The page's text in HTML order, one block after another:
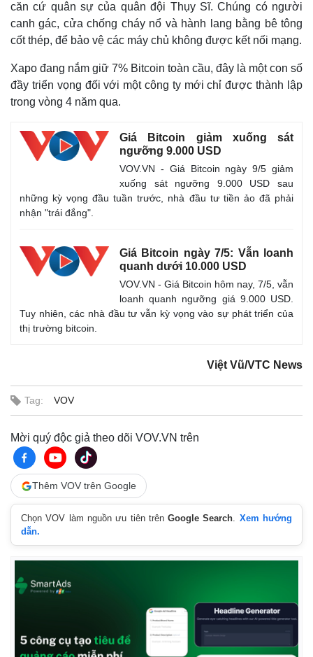
Thế giới
Quan sát
Hồ sơ
Multimedia
E-Magazine
Infographic
căn cứ quân sự của quân đội Thụy Sĩ. Chúng có người
canh gác, cửa chống cháy nổ và hành lang bằng bê tông
cốt thép, để bảo vệ các máy chủ không được kết nối mạng.
Xapo đang nắm giữ 7% Bitcoin toàn cầu, đây là một con số
đầy triển vọng đối với một công ty mới chỉ được thành lập
trong vòng 4 năm qua.
Giá Bitcoin giảm xuống sát
ngưỡng 9.000 USD
VOV.VN - Giá Bitcoin ngày 9/5 giảm
xuống sát ngưỡng 9.000 USD sau
những kỳ vọng đầu tuần trước, nhà đầu tư tiền ảo đã phải
nhận "trái đắng".
Giá Bitcoin ngày 7/5: Vẫn loanh
quanh dưới 10.000 USD
VOV.VN - Giá Bitcoin hôm nay, 7/5, vẫn
loanh quanh ngưỡng giá 9.000 USD.
Tuy nhiên, các nhà đầu tư vẫn kỳ vọng vào sự phát triển của
thị trường bitcoin.
Việt Vũ/VTC News
Tag: VOV
Mời quý độc giả theo dõi VOV.VN trên
Thêm VOV trên Google
Chọn VOV làm nguồn ưu tiên trênGoogle Search. Xem hướng
dẫn.